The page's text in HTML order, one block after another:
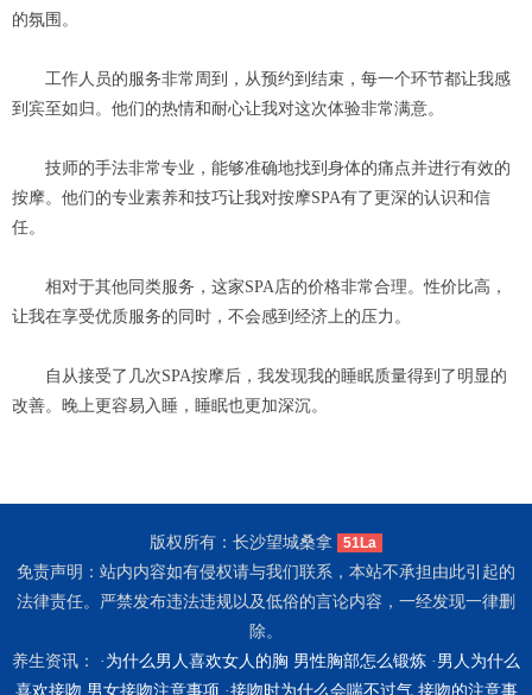
的氛围。
工作人员的服务非常周到，从预约到结束，每一个环节都让我感
到宾至如归。他们的热情和耐心让我对这次体验非常满意。
技师的手法非常专业，能够准确地找到身体的痛点并进行有效的
按摩。他们的专业素养和技巧让我对按摩SPA有了更深的认识和信
任。
相对于其他同类服务，这家SPA店的价格非常合理。性价比高，
让我在享受优质服务的同时，不会感到经济上的压力。
自从接受了几次SPA按摩后，我发现我的睡眠质量得到了明显的
改善。晚上更容易入睡，睡眠也更加深沉。
版权所有：长沙望城桑拿 51La
免责声明：站内内容如有侵权请与我们联系，本站不承担由此引起的
法律责任。严禁发布违法违规以及低俗的言论内容，一经发现一律删
除。
养生资讯： · 为什么男人喜欢女人的胸 男性胸部怎么锻炼 · 男人为什么
喜欢接吻 男女接吻注意事项 ·接吻时为什么会喘不过气 接吻的注意事